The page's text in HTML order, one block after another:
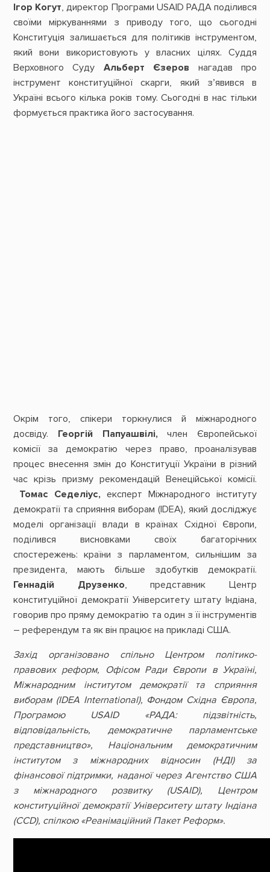
Ігор Когут, директор Програми USAID РАДА поділився
своїми міркуваннями з приводу того, що сьогодні
Конституція залишається для політиків інструментом,
який вони використовують у власних цілях. Суддя
Верховного Суду Альберт Єзеров нагадав про
інструмент конституційної скарги, який з’явився в
Україні всього кілька років тому. Сьогодні в нас тільки
формується практика його застосування.
Окрім того, спікери торкнулися й міжнародного
досвіду. Георгій Папуашвілі,член Європейської
комісії за демократію через право, проаналізував
процес внесення змін до Конституції України в різний
час крізь призму рекомендацій Венеційської комісії.
Томас Седеліус, експерт Міжнародного інституту
демократії та сприяння виборам (IDEA), який досліджує
моделі організації влади в країнах Східної Європи,
поділився висновками своїх багаторічних
спостережень: країни з парламентом, сильнішим за
президента, мають більше здобутків демократії.
Геннадій Друзенко, представник Центр
конституційної демократії Університету штату Індіана,
говорив про пряму демократію та один з її інструментів
– референдум та як він працює на прикладі США.
Захід організовано спільно Центром політико-
правових реформ, Офісом Ради Європи в Україні,
Міжнародним інститутом демократії та сприяння
виборам (IDEA International), Фондом Східна Європа,
Програмою USAID «РАДА: підзвітність,
відповідальність, демократичне парламентське
представництво», Національним демократичним
інститутом з міжнародних відносин (НДI) за
фінансової підтримки, наданої через Агентство США
з міжнародного розвитку (USAID), Центром
конституційної демократії Університету штату Індіана
(ССD), спілкою «Реанімаційний Пакет Реформ».